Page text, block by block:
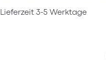
Lieferzeit 3-5 Werktage